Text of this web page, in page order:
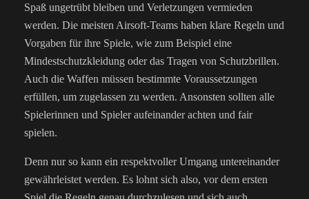
Spaß ungetrübt bleiben und Verletzungen vermieden
werden. Die meisten Airsoft-Teams haben klare Regeln und
Vorgaben für ihre Spiele, wie zum Beispiel eine
Mindestschutzkleidung oder das Tragen von Schutzbrillen.
Auch die Waffen müssen bestimmte Voraussetzungen
erfüllen, um zugelassen zu werden. Ansonsten sollten alle
Spielerinnen und Spieler aufeinander achten und fair
spielen.
Denn nur so kann ein respektvoller Umgang untereinander
gewährleistet werden. Es lohnt sich also, vor dem ersten